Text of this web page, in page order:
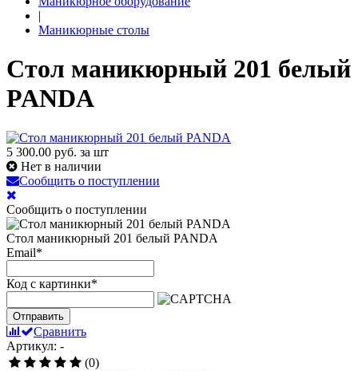
|
Маникюрные столы
Стол маникюрный 201 белый
PANDA
5 300.00 руб. за шт
Нет в наличии
Сообщить о поступлении
Сообщить о поступлении
Стол маникюрный 201 белый PANDA
Email*
Код с картинки*
Отправить
Сравнить
Артикул: -
(0)